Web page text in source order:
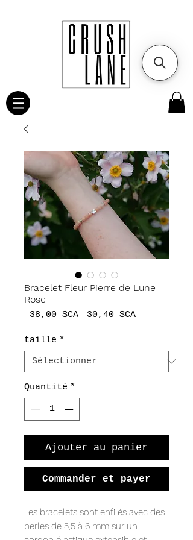
Bracelet Fleur Pierre de Lune
Rose
38,00 $CA Prix
30,40 $CAPrix
taille *
Quantité *
Ajouter au panier
Commander et payer
Les bracelets sont enfilés avec des
perles de 5,5 à 6 mm sur un